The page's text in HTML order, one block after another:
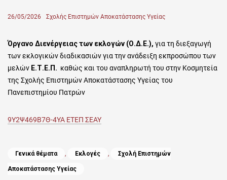
Posted
26/05/2026 Author
Σχολής Επιστημών Αποκατάστασης Υγείας
Όργανο Διενέργειας των εκλογών (Ο.Δ.Ε.), για τη διεξαγωγή
των εκλογικών διαδικασιών για την ανάδειξη εκπροσώπου των
μελών Ε.Τ.Ε.Π. καθώς και του αναπληρωτή του στην Κοσμητεία
της Σχολής Επιστημών Αποκατάστασης Υγείας του
Πανεπιστημίου Πατρών
9Υ2Ψ469Β7Θ-4ΥΑ ΕΤΕΠ ΣΕΑΥ
Categories
Γενικά θέματα , Εκλογές , Σχολή Επιστημών
Αποκατάστασης Υγείας